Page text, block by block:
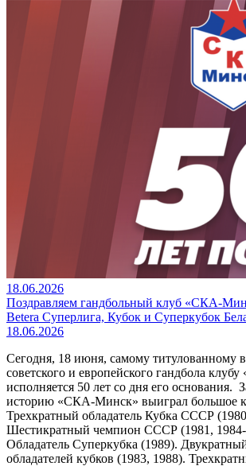
18.06.2026
Поздравляем гандбольный клуб «СКА-
Betera Суперлига, Кубок и Суперкубок
18.06.2026
Сегодня, 18 июня, самому титулованному
советского и европейского гандбола
исполняется 50 лет со дня его основания.
историю «СКА-Минск» выиграл большое
Трехкратный обладатель Кубка СССР
Шестикратный чемпион СССР (1981, 1984-
Обладатель Суперкубка (1989).
обладателей кубков (1983, 1988).